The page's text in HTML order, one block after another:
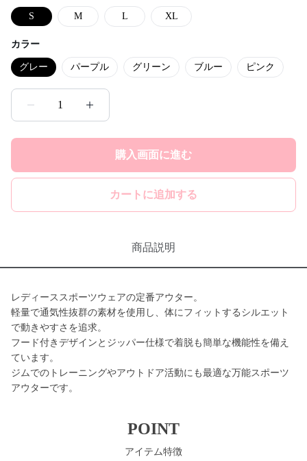
S M L XL
カラー
グレー パープル グリーン ブルー ピンク
1
購入画面に進む
カートに追加する
商品説明
レディーススポーツウェアの定番アウター。
軽量で通気性抜群の素材を使用し、体にフィットするシルエット
で動きやすさを追求。
フード付きデザインとジッパー仕様で着脱も簡単な機能性を備え
ています。
ジムでのトレーニングやアウトドア活動にも最適な万能スポーツ
アウターです。
POINT
アイテム特徴